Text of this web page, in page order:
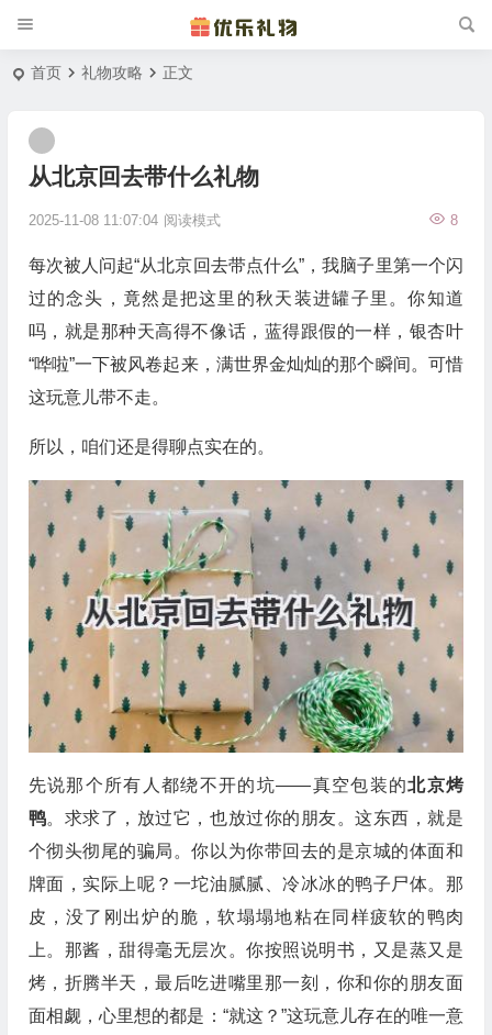
首页 礼物攻略 正文
从北京回去带什么礼物
2025-11-08 11:07:04 8
阅读模式
每次被人问起“从北京回去带点什么”，我脑子里第一个闪
过的念头，竟然是把这里的秋天装进罐子里。你知道
吗，就是那种天高得不像话，蓝得跟假的一样，银杏叶
“哗啦”一下被风卷起来，满世界金灿灿的那个瞬间。可惜
这玩意儿带不走。
所以，咱们还是得聊点实在的。
先说那个所有人都绕不开的坑——真空包装的北京烤
鸭。求求了，放过它，也放过你的朋友。这东西，就是
个彻头彻尾的骗局。你以为你带回去的是京城的体面和
牌面，实际上呢？一坨油腻腻、冷冰冰的鸭子尸体。那
皮，没了刚出炉的脆，软塌塌地粘在同样疲软的鸭肉
上。那酱，甜得毫无层次。你按照说明书，又是蒸又是
烤，折腾半天，最后吃进嘴里那一刻，你和你的朋友面
面相觑，心里想的都是：“就这？”这玩意儿存在的唯一意